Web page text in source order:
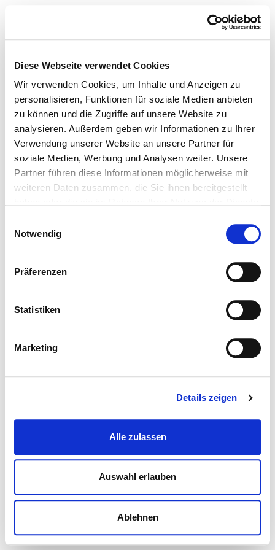
Diese Webseite verwendet Cookies
Wir verwenden Cookies, um Inhalte und Anzeigen zu
personalisieren, Funktionen für soziale Medien anbieten
zu können und die Zugriffe auf unsere Website zu
analysieren. Außerdem geben wir Informationen zu Ihrer
Verwendung unserer Website an unsere Partner für
soziale Medien, Werbung und Analysen weiter. Unsere
Partner führen diese Informationen möglicherweise mit
weiteren Daten zusammen, die Sie ihnen bereitgestellt
Notwendig
Präferenzen
Statistiken
Marketing
Details zeigen
Alle zulassen
Auswahl erlauben
Ablehnen